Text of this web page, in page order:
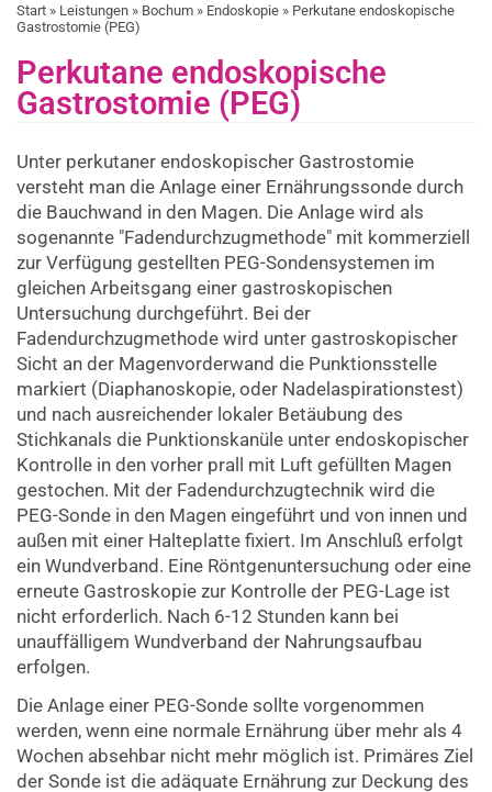
Start » Leistungen » Bochum » Endoskopie » Perkutane endoskopische
Gastrostomie (PEG)
Perkutane endoskopische
Gastrostomie (PEG)
Unter perkutaner endoskopischer Gastrostomie
versteht man die Anlage einer Ernährungssonde durch
die Bauchwand in den Magen. Die Anlage wird als
sogenannte "Fadendurchzugmethode" mit kommerziell
zur Verfügung gestellten PEG-Sondensystemen im
gleichen Arbeitsgang einer gastroskopischen
Untersuchung durchgeführt. Bei der
Fadendurchzugmethode wird unter gastroskopischer
Sicht an der Magenvorderwand die Punktionsstelle
markiert (Diaphanoskopie, oder Nadelaspirationstest)
und nach ausreichender lokaler Betäubung des
Stichkanals die Punktionskanüle unter endoskopischer
Kontrolle in den vorher prall mit Luft gefüllten Magen
gestochen. Mit der Fadendurchzugtechnik wird die
PEG-Sonde in den Magen eingeführt und von innen und
außen mit einer Halteplatte fixiert. Im Anschluß erfolgt
ein Wundverband. Eine Röntgenuntersuchung oder eine
erneute Gastroskopie zur Kontrolle der PEG-Lage ist
nicht erforderlich. Nach 6-12 Stunden kann bei
unauffälligem Wundverband der Nahrungsaufbau
erfolgen.
Die Anlage einer PEG-Sonde sollte vorgenommen
werden, wenn eine normale Ernährung über mehr als 4
Wochen absehbar nicht mehr möglich ist. Primäres Ziel
der Sonde ist die adäquate Ernährung zur Deckung des